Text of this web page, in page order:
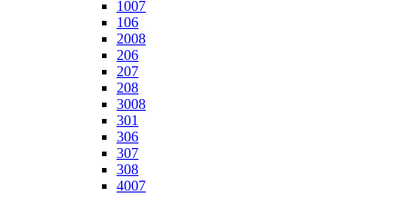
1007
106
2008
206
207
208
3008
301
306
307
308
4007